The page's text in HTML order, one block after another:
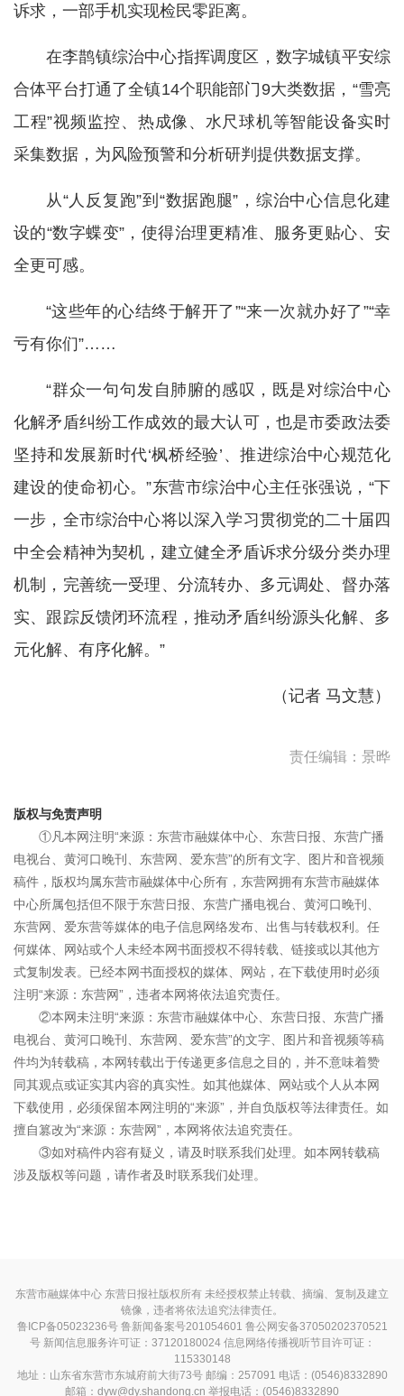
诉求，一部手机实现检民零距离。
在李鹊镇综治中心指挥调度区，数字城镇平安综
合体平台打通了全镇14个职能部门9大类数据，“雪亮
工程”视频监控、热成像、水尺球机等智能设备实时
采集数据，为风险预警和分析研判提供数据支撑。
从“人反复跑”到“数据跑腿”，综治中心信息化建
设的“数字蝶变”，使得治理更精准、服务更贴心、安
全更可感。
“这些年的心结终于解开了”“来一次就办好了”“幸
亏有你们”……
“群众一句句发自肺腑的感叹，既是对综治中心
化解矛盾纠纷工作成效的最大认可，也是市委政法委
坚持和发展新时代‘枫桥经验’、推进综治中心规范化
建设的使命初心。”东营市综治中心主任张强说，“下
一步，全市综治中心将以深入学习贯彻党的二十届四
中全会精神为契机，建立健全矛盾诉求分级分类办理
机制，完善统一受理、分流转办、多元调处、督办落
实、跟踪反馈闭环流程，推动矛盾纠纷源头化解、多
元化解、有序化解。”
（记者 马文慧）
责任编辑：景晔
版权与免责声明
①凡本网注明“来源：东营市融媒体中心、东营日报、东营广播
电视台、黄河口晚刊、东营网、爱东营”的所有文字、图片和音视频
稿件，版权均属东营市融媒体中心所有，东营网拥有东营市融媒体
中心所属包括但不限于东营日报、东营广播电视台、黄河口晚刊、
东营网、爱东营等媒体的电子信息网络发布、出售与转载权利。任
何媒体、网站或个人未经本网书面授权不得转载、链接或以其他方
式复制发表。已经本网书面授权的媒体、网站，在下载使用时必须
注明“来源：东营网”，违者本网将依法追究责任。
②本网未注明“来源：东营市融媒体中心、东营日报、东营广播
电视台、黄河口晚刊、东营网、爱东营”的文字、图片和音视频等稿
件均为转载稿，本网转载出于传递更多信息之目的，并不意味着赞
同其观点或证实其内容的真实性。如其他媒体、网站或个人从本网
下载使用，必须保留本网注明的“来源”，并自负版权等法律责任。如
擅自篡改为“来源：东营网”，本网将依法追究责任。
③如对稿件内容有疑义，请及时联系我们处理。如本网转载稿
涉及版权等问题，请作者及时联系我们处理。
东营市融媒体中心 东营日报社版权所有 未经授权禁止转载、摘编、复制及建立
镜像，违者将依法追究法律责任。
鲁ICP备05023236号鲁新闻备案号201054601 鲁公网安备37050202370521
号 新闻信息服务许可证：37120180024信息网络传播视听节目许可证：
115330148
地址：山东省东营市东城府前大街73号 邮编：257091 电话：(0546)8332890
邮箱：dyw@dy.shandong.cn 举报电话：(0546)8332890